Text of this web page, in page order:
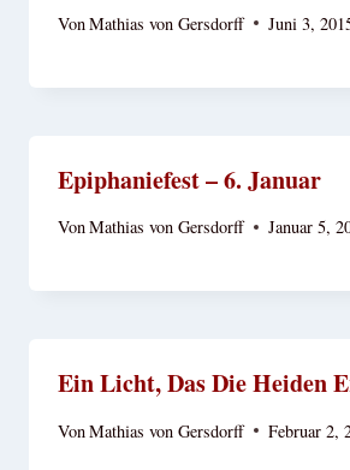
VonMathias von Gersdorff Juni 3,
Epiphaniefest – 6. Januar
VonMathias von Gersdorff Januar 5,
Ein Licht, Das Die Heiden
VonMathias von Gersdorff Februar 2,